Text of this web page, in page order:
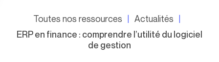
Toutes nos ressources
Actualités
ERP en finance : comprendre l’utilité du logiciel
de gestion